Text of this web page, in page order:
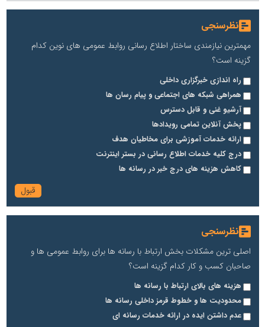
نظرسنجی
مهمترین نیازمندی ساختار اطلاع رسانی روابط عمومی های نوین کدام
گزینه است؟
راه اندازی خبرگزاری داخلی
همراهی شبکه های اجتماعی و پیام رسان ها
آرشیو غنی و قابل دسترس
پخش آنلاین تمامی رویدادها
ارائه خدمات آموزشی برای مخاطیان هدف
درج کلیه خدمات اطلاع رسانی در بستر اینترنت
کاهش هزینه های درج خبر در رسانه ها
نظرسنجی
اصلی ترین مشکلات بخش ارتباط با رسانه ها برای روابط عمومی ها و
صاحبان کسب و کار کدام گزینه است؟
هزینه های بالای ارتباط با رسانه ها
محدودیت ها و خطوط قرمز داخلی رسانه ها
عدم داشتن ایده در ارائه خدمات رسانه ای